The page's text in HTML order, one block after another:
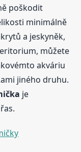
poškodit
minimálně
a jeskyněk,
můžete
akváriu
jiného druhu.
je